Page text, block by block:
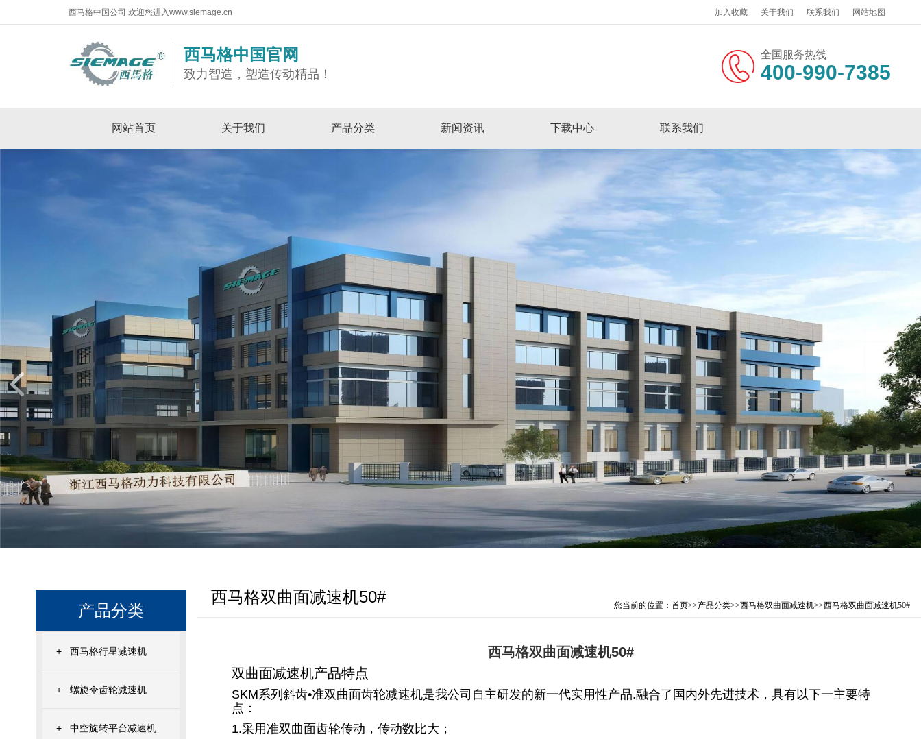
西马格中国公司 欢迎您进入www.siemage.cn 加入收藏 关于我们 联系我们 网站地图
西马格中国官网
致力智造，塑造传动精品！
全国服务热线
400-990-7385
网站首页 关于我们 产品分类 新闻资讯 下载中心 联系我们
产品分类
+ 西马格行星减速机
+ 螺旋伞齿轮减速机
+ 中空旋转平台减速机
西马格双曲面减速机50# 您当前的位置： 首页>>产品分类>>西马格双曲面减速机>>西马格双曲面减速机50#
西马格双曲面减速机50#
双曲面减速机产品特点
SKM系列斜齿•准双曲面齿轮减速机是我公司自主研发的新一代实用性产品.融合了国内外先进技术，具有以下一主要特
点：
1.采用准双曲面齿轮传动，传动数比大；